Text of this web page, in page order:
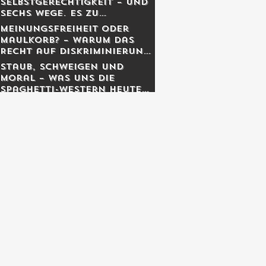
sechs Wege, es zu
entgiften
Meinungsfreiheit oder
Maulkorb? – Warum das
Recht auf Diskriminierung
die wahre Freiheit schützt
Staub, Schweigen und
Moral – was uns die
Spaghetti-Western heute